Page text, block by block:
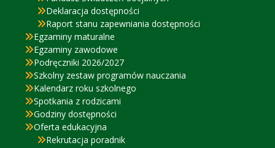
Deklaracja dostępności
Raport stanu zapewniania dostępności
Egzaminy maturalne
Egzaminy zawodowe
Podręczniki 2026/2027
Szkolny zestaw programów nauczania
Kalendarz roku szkolnego
Spotkania z rodzicami
Godziny dostępności
Oferta edukacyjna
Rekrutacja poradnik